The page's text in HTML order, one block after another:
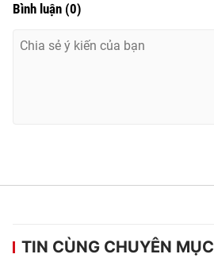
Bình luận (0)
TIN CÙNG CHUYÊN MỤC